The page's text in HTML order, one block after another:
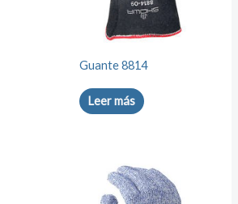
Guante 8814
Leer más